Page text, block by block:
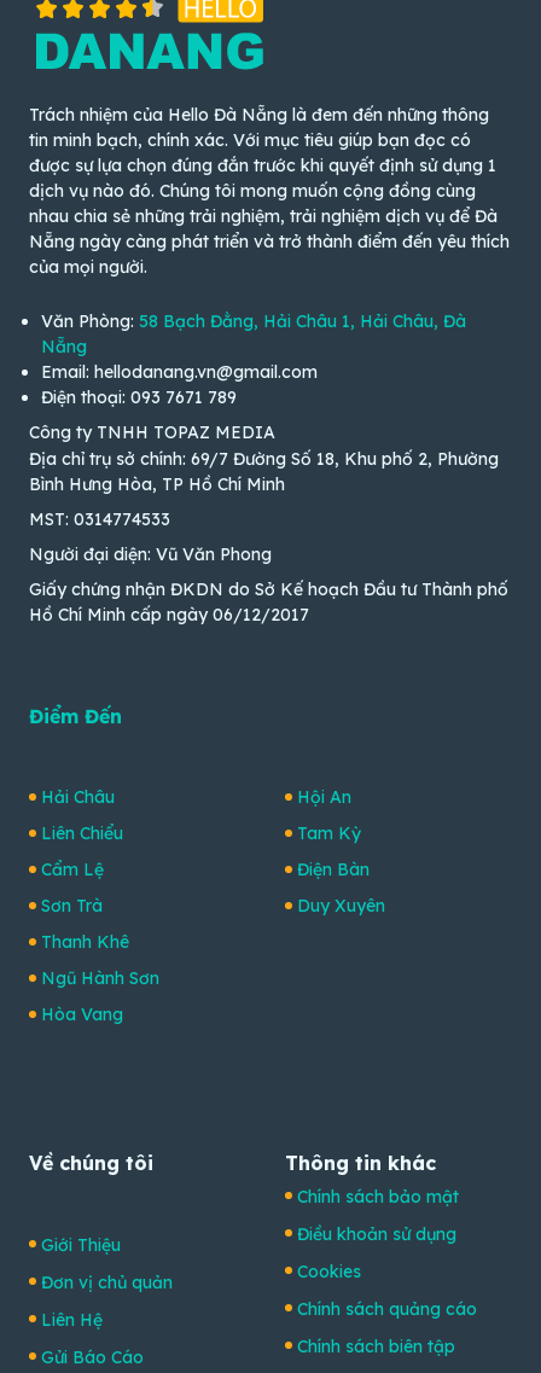
Trách nhiệm của Hello Đà Nẵng là đem đến những thông
tin minh bạch, chính xác. Với mục tiêu giúp bạn đọc có
được sự lựa chọn đúng đắn trước khi quyết định sử dụng 1
dịch vụ nào đó. Chúng tôi mong muốn cộng đồng cùng
nhau chia sẻ những trải nghiệm, trải nghiệm dịch vụ để Đà
Nẵng ngày càng phát triển và trở thành điểm đến yêu thích
của mọi người.
Văn Phòng: 58 Bạch Đằng, Hải Châu 1, Hải Châu, Đà
Nẵng
Email: hellodanang.vn@gmail.com
Điện thoại: 093 7671 789
Công ty TNHH TOPAZ MEDIA
Địa chỉ trụ sở chính: 69/7 Đường Số 18, Khu phố 2, Phường
Bình Hưng Hòa, TP Hồ Chí Minh
MST: 0314774533
Người đại diện: Vũ Văn Phong
Giấy chứng nhận ĐKDN do Sở Kế hoạch Đầu tư Thành phố
Hồ Chí Minh cấp ngày 06/12/2017
Điểm Đến
Hải Châu
Liên Chiểu
Cẩm Lệ
Sơn Trà
Thanh Khê
Ngũ Hành Sơn
Hòa Vang
Hội An
Tam Kỳ
Điện Bàn
Duy Xuyên
Về chúng tôi
Giới Thiệu
Đơn vị chủ quản
Liên Hệ
Gửi Báo Cáo
Thông tin khác
Chính sách bảo mật
Điều khoản sử dụng
Cookies
Chính sách quảng cáo
Chính sách biên tập